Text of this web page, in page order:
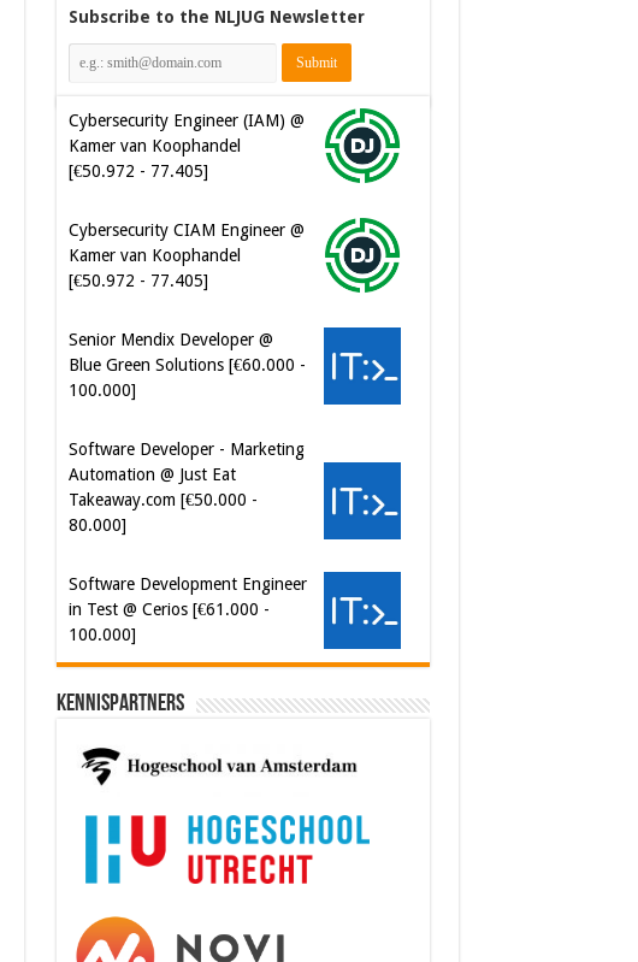
Subscribe to the NLJUG Newsletter
Cybersecurity Engineer (IAM) @
Kamer van Koophandel
[€50.972 - 77.405]
Cybersecurity CIAM Engineer @
Kamer van Koophandel
[€50.972 - 77.405]
Senior Mendix Developer @
Blue Green Solutions [€60.000 -
100.000]
Software Developer - Marketing
Automation @ Just Eat
Takeaway.com [€50.000 -
80.000]
Software Development Engineer
in Test @ Cerios [€61.000 -
100.000]
Kennispartners